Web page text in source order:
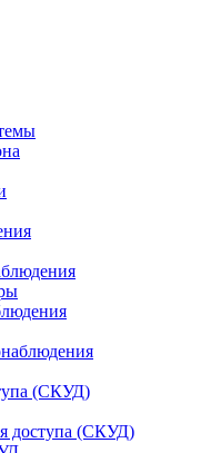
(СКУД)
доступа (СКУД)